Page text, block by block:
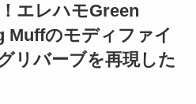
エレハモGreen
Muffのモディファイ
リバーブを再現した